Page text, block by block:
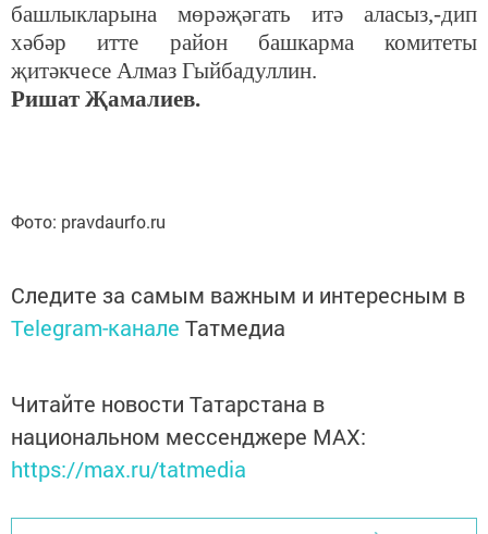
башлыкларына мөрәҗәгать итә аласыз,-дип
хәбәр итте район башкарма комитеты
җитәкчесе Алмаз Гыйбадуллин.
Ришат Җамалиев.
Фото: pravdaurfo.ru
Следите за самым важным и интересным в
Telegram-канале Татмедиа
Читайте новости Татарстана в
национальном мессенджере MАХ:
https://max.ru/tatmedia